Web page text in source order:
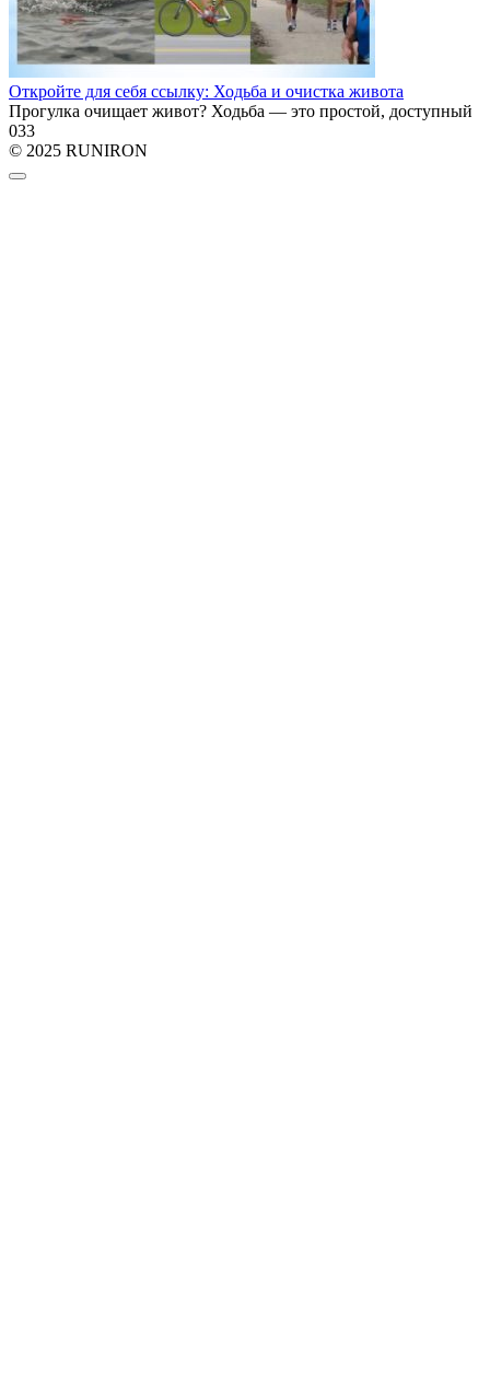
Откройте для себя ссылку: Ходьба и очистка живота
Прогулка очищает живот? Ходьба — это простой, доступный
033
© 2025 RUNIRON